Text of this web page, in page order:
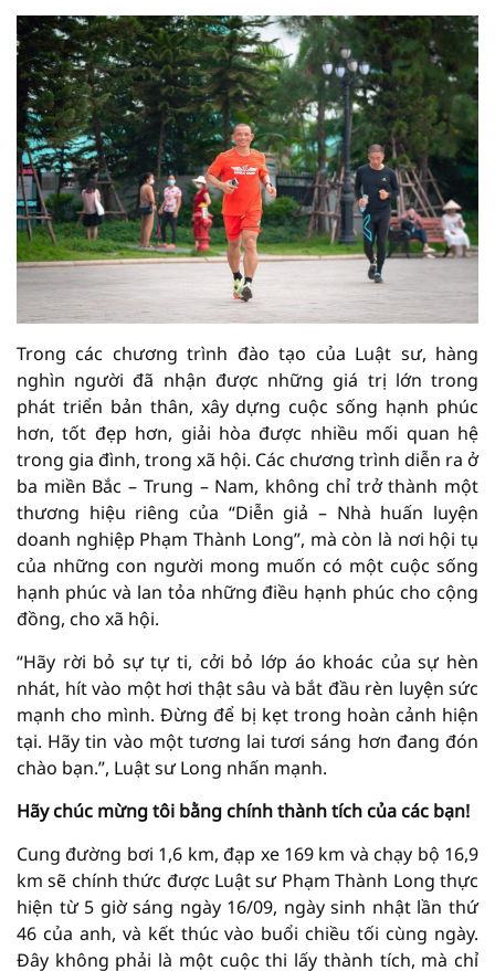
Trong các chương trình đào tạo của Luật sư, hàng
nghìn người đã nhận được những giá trị lớn trong
phát triển bản thân, xây dựng cuộc sống hạnh phúc
hơn, tốt đẹp hơn, giải hòa được nhiều mối quan hệ
trong gia đình, trong xã hội. Các chương trình diễn ra ở
ba miền Bắc – Trung – Nam, không chỉ trở thành một
thương hiệu riêng của “Diễn giả – Nhà huấn luyện
doanh nghiệp Phạm Thành Long”, mà còn là nơi hội tụ
của những con người mong muốn có một cuộc sống
hạnh phúc và lan tỏa những điều hạnh phúc cho cộng
đồng, cho xã hội.
“Hãy rời bỏ sự tự ti, cởi bỏ lớp áo khoác của sự hèn
nhát, hít vào một hơi thật sâu và bắt đầu rèn luyện sức
mạnh cho mình. Đừng để bị kẹt trong hoàn cảnh hiện
tại. Hãy tin vào một tương lai tươi sáng hơn đang đón
chào bạn.”, Luật sư Long nhấn mạnh.
Hãy chúc mừng tôi bằng chính thành tích của các bạn!
Cung đường bơi 1,6 km, đạp xe 169 km và chạy bộ 16,9
km sẽ chính thức được Luật sư Phạm Thành Long thực
hiện từ 5 giờ sáng ngày 16/09, ngày sinh nhật lần thứ
46 của anh, và kết thúc vào buổi chiều tối cùng ngày.
Đây không phải là một cuộc thi lấy thành tích, mà chỉ